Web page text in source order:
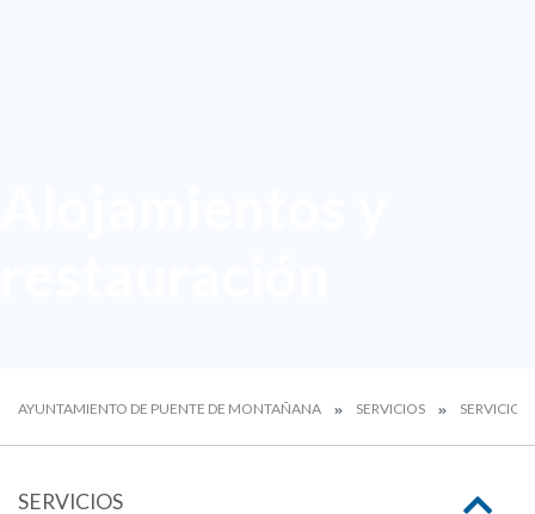
AYUNTAMIENTO DE PUENTE DE MONTAÑANA SERVICIOS SERVICIOS
SERVICIOS